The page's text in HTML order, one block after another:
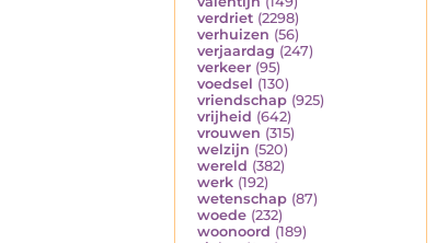
verdriet (2298)
verhuizen (56)
verjaardag (247)
verkeer (95)
voedsel (130)
vriendschap (925)
vrijheid (642)
vrouwen (315)
welzijn (520)
wereld (382)
werk (192)
wetenschap (87)
woede (232)
woonoord (189)